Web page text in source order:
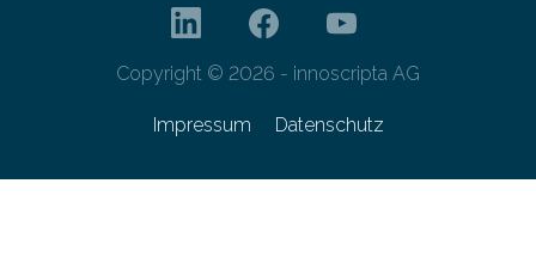
Copyright © 2026 - innoscripta AG
Impressum Datenschutz